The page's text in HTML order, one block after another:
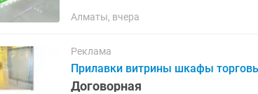
Алматы, вчера
Реклама
Прилавки витрины шкафы
Договорная